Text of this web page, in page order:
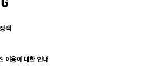
책
이용에 대한 안내